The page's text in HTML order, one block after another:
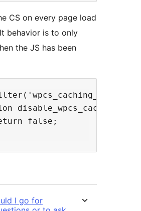
CS on every page load
behavior is to only
the JS has been
false;
I go for